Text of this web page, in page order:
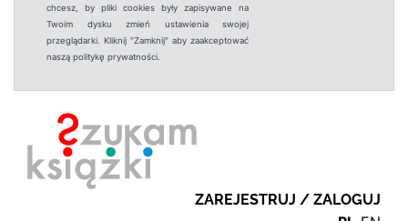
chcesz, by pliki cookies były zapisywane na
Twoim dysku zmień ustawienia swojej
przeglądarki. Kliknij "Zamknij" aby zaakceptować
naszą politykę prywatności.
ZAREJESTRUJ / ZALOGUJ